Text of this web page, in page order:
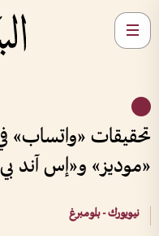
تحقيقات «واتساب»
«موديز» و«إس آند
نيويورك - بلومبرغ